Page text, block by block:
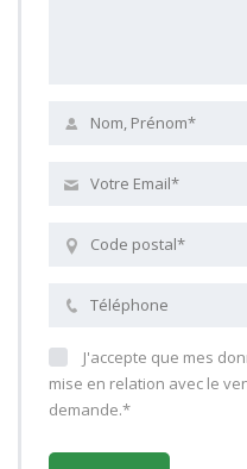
J'accepte que mes
mise en relation avec le
demande.*